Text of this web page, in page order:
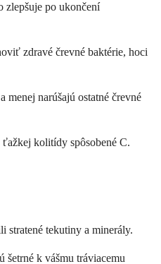
zlepšuje po ukončení
zdravé črevné baktérie, hoci
narúšajú ostatné črevné
kolitídy spôsobené C.
stratené tekutiny a minerály.
k vášmu tráviacemu